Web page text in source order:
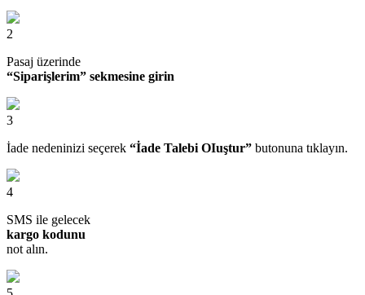
2
Pasaj üzerinde
“Siparişlerim” sekmesine girin
3
İade nedeninizi seçerek “İade Talebi OIuştur” butonuna tıklayın.
4
SMS ile gelecek
kargo kodunu
not alın.